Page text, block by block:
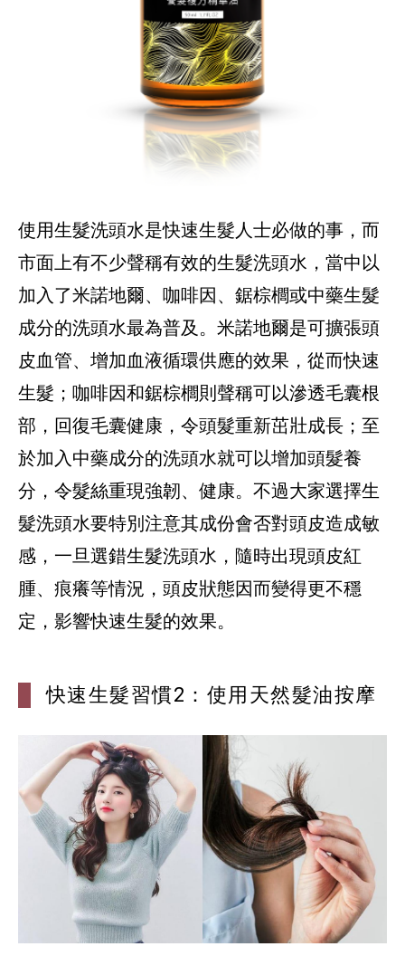
使用生髮洗頭水是快速生髮人士必做的事，而
市面上有不少聲稱有效的生髮洗頭水，當中以
加入了米諾地爾、咖啡因、鋸棕櫚或中藥生髮
成分的洗頭水最為普及。米諾地爾是可擴張頭
皮血管、增加血液循環供應的效果，從而快速
生髮；咖啡因和鋸棕櫚則聲稱可以滲透毛囊根
部，回復毛囊健康，令頭髮重新茁壯成長；至
於加入中藥成分的洗頭水就可以增加頭髮養
分，令髮絲重現強韌、健康。不過大家選擇生
髮洗頭水要特別注意其成份會否對頭皮造成敏
感，一旦選錯生髮洗頭水，隨時出現頭皮紅
腫、痕癢等情況，頭皮狀態因而變得更不穩